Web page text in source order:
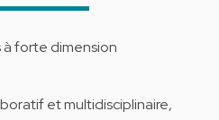
à forte dimension
et multidisciplinaire,